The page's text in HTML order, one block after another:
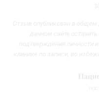
Отзыв опубликован в общем
данном сайте
подтверждения личности
клинике
по записи, во